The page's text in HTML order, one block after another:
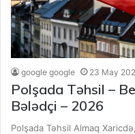
google google 23 May
Polşada Təhsil –
Bələdçi – 2026
Polşada Təhsil Almaq